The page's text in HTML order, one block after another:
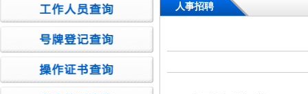
人事招聘